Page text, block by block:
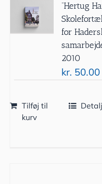
”Hertug
for
2010
kr. 50.00
Tilføj til
kurv